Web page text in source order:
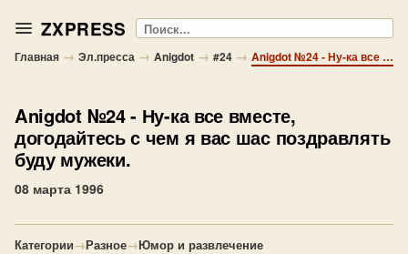
ZXPRESS Поиск
Главная → Эл.пресса → Anigdot → #24 → Anigdot №24 - Ну-ка все вместе, догодайтесь с чем я вас шас поздравлять буду мужеки.
Anigdot №24- Ну-ка все вместе,
догодайтесь с чем я вас шас поздравлять
буду мужеки.
08 марта 1996
Категории→Разное→Юмор и развлечение